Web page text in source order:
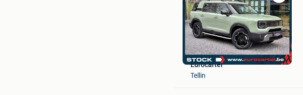
Bewaren
in
Mijn
Favorieten
Eurocartel
Tellin